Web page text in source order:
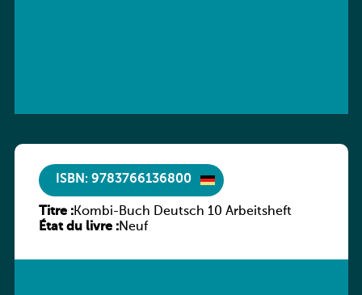
ISBN: 9783766136800
Titre :Kombi-Buch Deutsch 10 Arbeitsheft
État du livre :Neuf